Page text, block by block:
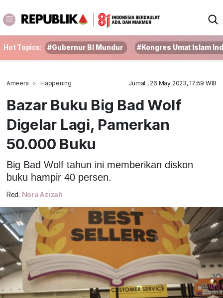
Hot Topics: #Gubernur BI Mundur #Kongres Umat Islam
Ameera Happening Jumat , 26 May 2023, 17:59 WIB
Bazar Buku Big Bad Wolf
Digelar Lagi, Pamerkan
50.000 Buku
Big Bad Wolf tahun ini memberikan diskon
buku hampir 40 persen.
Red: Nora Azizah